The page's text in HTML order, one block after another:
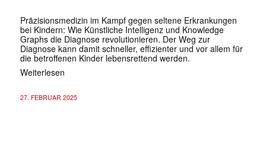
Präzisionsmedizin im Kampf gegen seltene Erkrankungen
bei Kindern: Wie Künstliche Intelligenz und Knowledge
Graphs die Diagnose revolutionieren. Der Weg zur
Diagnose kann damit schneller, effizienter und vor allem für
die betroffenen Kinder lebensrettend werden.
Weiterlesen
27. FEBRUAR 2025